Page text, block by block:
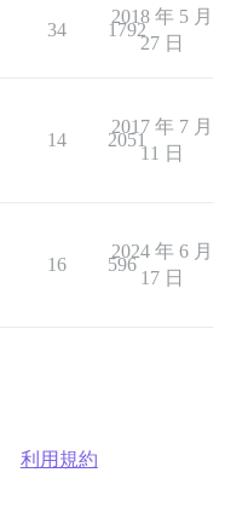
34 1792
2018 年 5 月
27 日
14 2051
2017 年 7 月
11 日
16 596
2024 年 6 月
17 日
利用規約